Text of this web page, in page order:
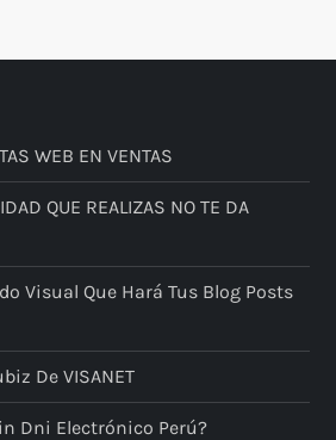
WEB EN VENTAS
QUE REALIZAS NO TE DA
Visual Que Hará Tus Blog Posts
De VISANET
Dni Electrónico Perú?